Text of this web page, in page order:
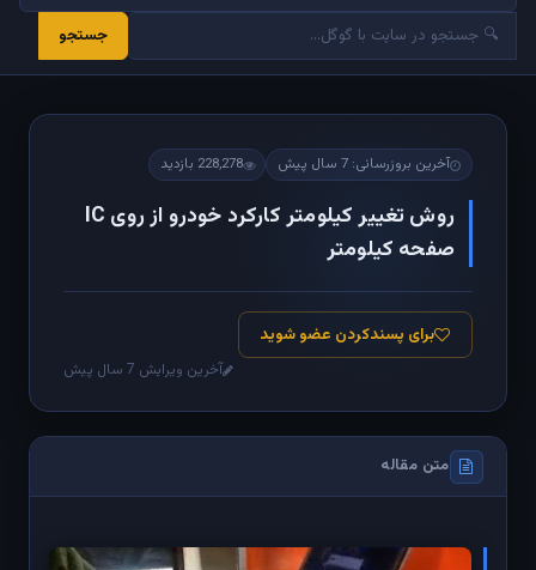
جستجو
آخرین بروزرسانی: 7 سال پیش 228,278 بازدید
روش تغییر کیلومتر کارکرد خودرو از روی IC
صفحه کیلومتر
برای پسندکردن عضو شوید
آخرین ویرایش 7 سال پیش
متن مقاله